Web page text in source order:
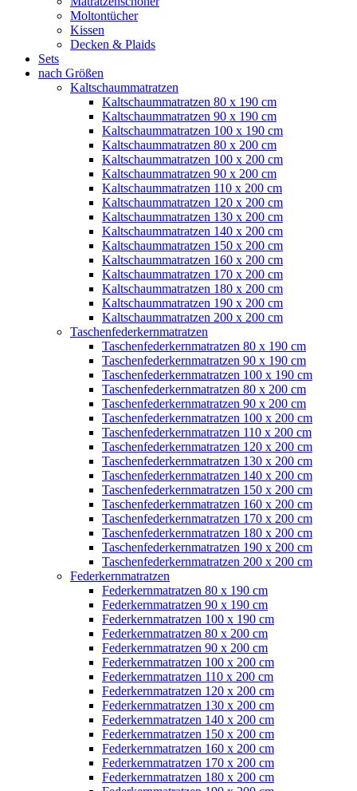
Moltontücher
Kissen
Decken & Plaids
Sets
nach Größen
Kaltschaummatratzen
Kaltschaummatratzen 80 x 190 cm
Kaltschaummatratzen 90 x 190 cm
Kaltschaummatratzen 100 x 190 cm
Kaltschaummatratzen 80 x 200 cm
Kaltschaummatratzen 100 x 200 cm
Kaltschaummatratzen 90 x 200 cm
Kaltschaummatratzen 110 x 200 cm
Kaltschaummatratzen 120 x 200 cm
Kaltschaummatratzen 130 x 200 cm
Kaltschaummatratzen 140 x 200 cm
Kaltschaummatratzen 150 x 200 cm
Kaltschaummatratzen 160 x 200 cm
Kaltschaummatratzen 170 x 200 cm
Kaltschaummatratzen 180 x 200 cm
Kaltschaummatratzen 190 x 200 cm
Kaltschaummatratzen 200 x 200 cm
Taschenfederkernmatratzen
Taschenfederkernmatratzen 80 x 190 cm
Taschenfederkernmatratzen 90 x 190 cm
Taschenfederkernmatratzen 100 x 190 cm
Taschenfederkernmatratzen 80 x 200 cm
Taschenfederkernmatratzen 90 x 200 cm
Taschenfederkernmatratzen 100 x 200 cm
Taschenfederkernmatratzen 110 x 200 cm
Taschenfederkernmatratzen 120 x 200 cm
Taschenfederkernmatratzen 130 x 200 cm
Taschenfederkernmatratzen 140 x 200 cm
Taschenfederkernmatratzen 150 x 200 cm
Taschenfederkernmatratzen 160 x 200 cm
Taschenfederkernmatratzen 170 x 200 cm
Taschenfederkernmatratzen 180 x 200 cm
Taschenfederkernmatratzen 190 x 200 cm
Taschenfederkernmatratzen 200 x 200 cm
Federkernmatratzen
Federkernmatratzen 80 x 190 cm
Federkernmatratzen 90 x 190 cm
Federkernmatratzen 100 x 190 cm
Federkernmatratzen 80 x 200 cm
Federkernmatratzen 90 x 200 cm
Federkernmatratzen 100 x 200 cm
Federkernmatratzen 110 x 200 cm
Federkernmatratzen 120 x 200 cm
Federkernmatratzen 130 x 200 cm
Federkernmatratzen 140 x 200 cm
Federkernmatratzen 150 x 200 cm
Federkernmatratzen 160 x 200 cm
Federkernmatratzen 170 x 200 cm
Federkernmatratzen 180 x 200 cm